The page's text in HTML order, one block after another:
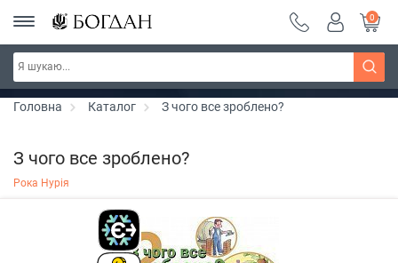
РОЗПРОДАЖ ~ 150 грн ~ 200 грн ~ 250 грн ~
300 грн ~ РОЗПРОДАЖ
Дізнатись більше
0
Головна Каталог З чого все зроблено?
З чого все зроблено?
Рока Нурія